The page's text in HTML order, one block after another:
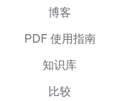
博客
PDF 使用指南
知识库
比较